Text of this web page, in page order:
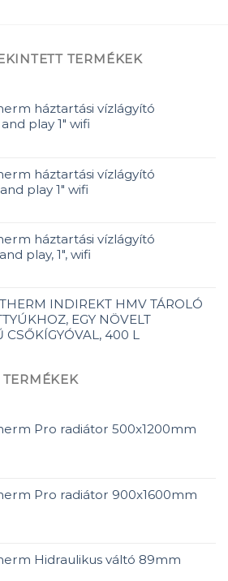
TERMÉKEK
háztartási vízlágyító
play 1" wifi
háztartási vízlágyító
play 1" wifi
háztartási vízlágyító
play, 1", wifi
INDIREKT HMV TÁROLÓ
EGY NÖVELT
CSŐKÍGYÓVAL, 400 L
Pro radiátor 500x1200mm
Pro radiátor 900x1600mm
Hidraulikus váltó 89mm